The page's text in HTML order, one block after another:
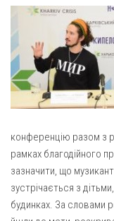
Покрови
Парафія
Золочів)
Парафія
Парохії
Всіх
Газета
Надруковані
Молитви
Галерея
Рух pro-life
конференцію разом з
рамках благодійного
зазначити, що
зустрічається з
будинках. За словами